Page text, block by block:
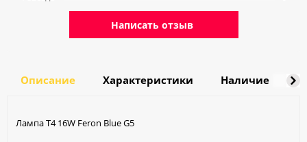
Написать отзыв
Описание Характеристики Наличие
Лампа T4 16W Feron Blue G5